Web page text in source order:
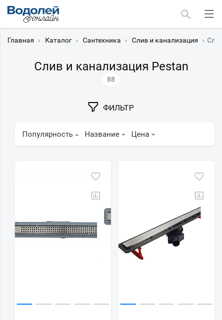
Главная › Каталог › Сантехника › Слив и канализация ›
Слив и канализация Pestan
88
ФИЛЬТР
Популярность Название Цена